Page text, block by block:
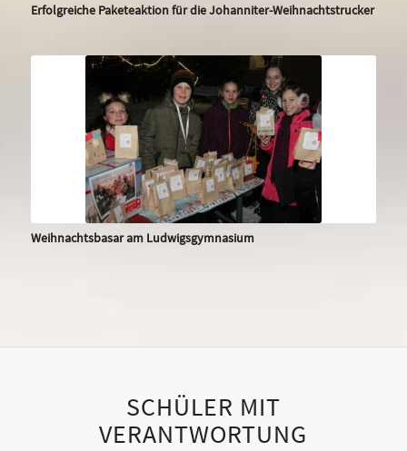
Erfolgreiche Paketeaktion für die Johanniter-Weihnachtstrucker
Weihnachtsbasar am Ludwigsgymnasium
SCHÜLER MIT
VERANTWORTUNG